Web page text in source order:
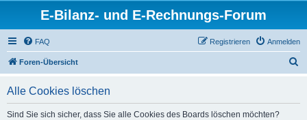
E-Bilanz- und E-Rechnungs-Forum
FAQ Anmelden
Registrieren
Foren-Übersicht
Alle Cookies löschen
Sind Sie sich sicher, dass Sie alle Cookies des Boards löschen möchten?